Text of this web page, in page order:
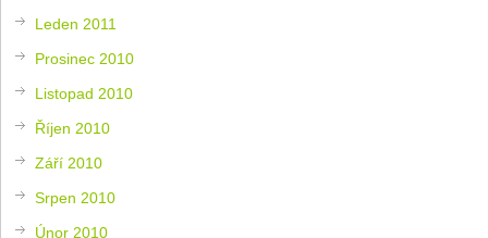
Leden 2011
Prosinec 2010
Listopad 2010
Říjen 2010
Září 2010
Srpen 2010
Únor 2010